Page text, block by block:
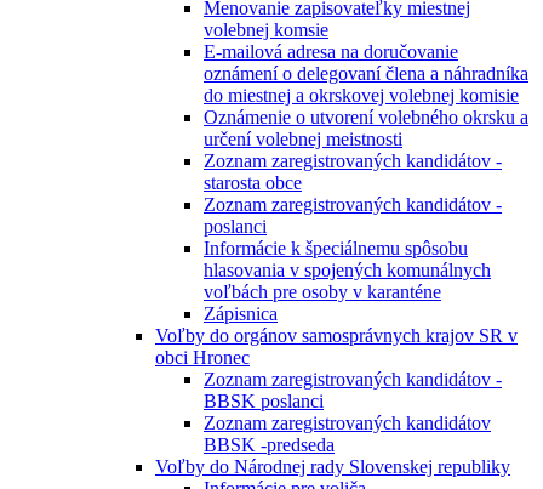
Menovanie zapisovateľky miestnej
volebnej komsie
E-mailová adresa na doručovanie
oznámení o delegovaní člena a náhradníka
do miestnej a okrskovej volebnej komisie
Oznámenie o utvorení volebného okrsku a
určení volebnej meistnosti
Zoznam zaregistrovaných kandidátov -
starosta obce
Zoznam zaregistrovaných kandidátov -
poslanci
Informácie k špeciálnemu spôsobu
hlasovania v spojených komunálnych
voľbách pre osoby v karanténe
Zápisnica
Voľby do orgánov samosprávnych krajov SR v
obci Hronec
Zoznam zaregistrovaných kandidátov -
BBSK poslanci
Zoznam zaregistrovaných kandidátov
BBSK -predseda
Voľby do Národnej rady Slovenskej republiky